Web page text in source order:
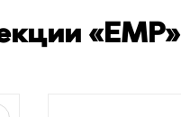
«EMP»